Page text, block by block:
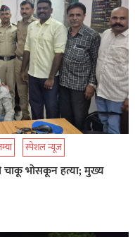
स्पेशल न्यूज
चाकू भोसकून हत्या; मुख्य